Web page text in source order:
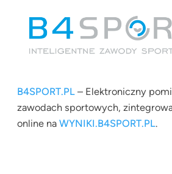
B4SPORT.PL – Elektroniczny
zawodach sportowych,
online na WYNIKI.B4SPORT.PL.